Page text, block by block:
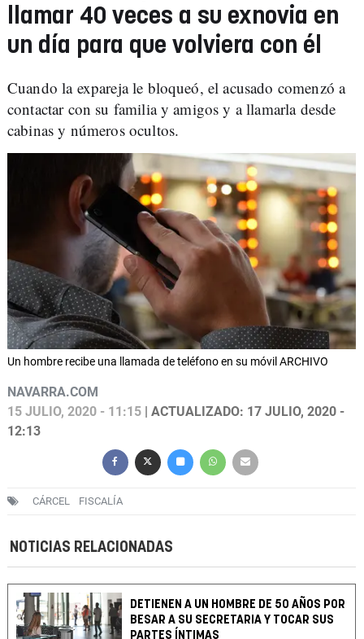
llamar 40 veces a su exnovia en
un día para que volviera con él
Cuando la expareja le bloqueó, el acusado comenzó a
contactar con su familia y amigos y a llamarla desde
cabinas y números ocultos.
Un hombre recibe una llamada de teléfono en su móvil ARCHIVO
NAVARRA.COM
15 JULIO, 2020 - 11:15 | ACTUALIZADO: 17 JULIO, 2020 -
12:13
CÁRCEL FISCALÍA
NOTICIAS RELACIONADAS
DETIENEN A UN HOMBRE DE 50 AÑOS POR
BESAR A SU SECRETARIA Y TOCAR SUS
PARTES ÍNTIMAS